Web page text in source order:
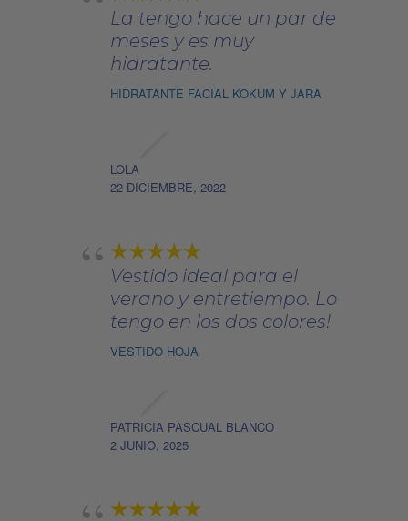
página
La tengo hace un par de
meses y es muy
hidratante.
HIDRATANTE FACIAL KOKUM Y JARA
LOLA
22 DICIEMBRE, 2022
Vestido ideal para el
verano y entretiempo. Lo
tengo en los dos colores!
VESTIDO HOJA
PATRICIA PASCUAL BLANCO
2 JUNIO, 2025